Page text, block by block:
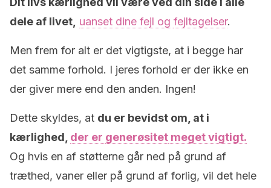
dele af livet, uanset dine fejl og fejltagelser.
Men frem for alt er det vigtigste, at i begge har
det samme forhold. I jeres forhold er der ikke en
der giver mere end den anden. Ingen!
Dette skyldes, at du er bevidst om, at i
kærlighed, der er generøsitet meget vigtigt.
Og hvis en af ​​støtterne går ned på grund af
træthed, vaner eller på grund af forlig, vil det hele